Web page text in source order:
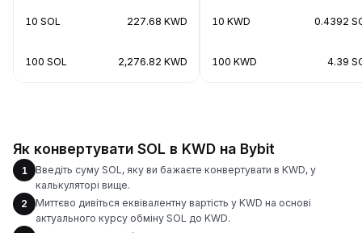
10 SOL 227.68 KWD
100 SOL 2,276.82 KWD
10 KWD 0.4392
100 KWD 4.39
Як конвертувати SOL в KWD на Bybit
1
Введіть суму SOL, яку ви бажаєте конвертувати в KWD, у
калькуляторі вище.
2
Миттєво дивіться еквівалентну вартість у KWD на основі
актуального курсу обміну SOL до KWD.